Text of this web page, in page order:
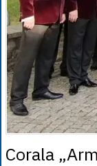
Corala